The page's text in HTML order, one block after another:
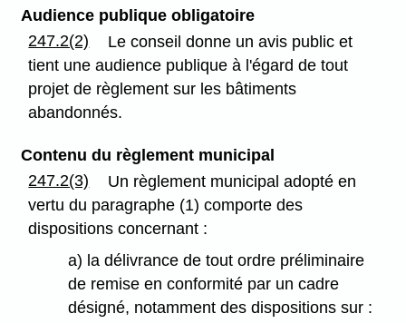
Audience publique obligatoire
247.2(2)
Le conseil donne un avis public et
tient une audience publique à l'égard de tout
projet de règlement sur les bâtiments
abandonnés.
Contenu du règlement municipal
247.2(3)
Un règlement municipal adopté en
vertu du paragraphe (1) comporte des
dispositions concernant :
a) la délivrance de tout ordre préliminaire
de remise en conformité par un cadre
désigné, notamment des dispositions sur :